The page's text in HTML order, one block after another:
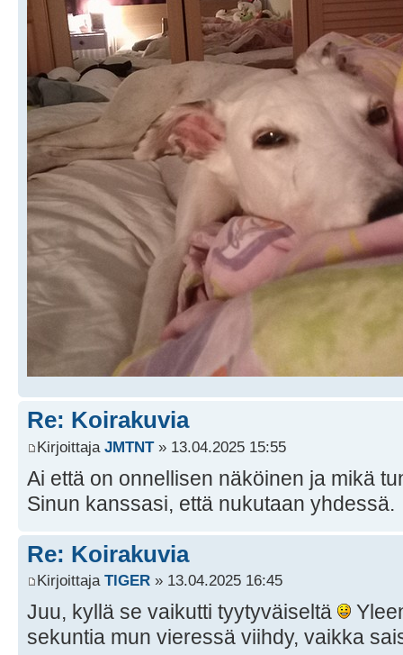
Re: Koirakuvia
Kirjoittaja JMTNT» 13.04.2025 15:55
Ai että on onnellisen näköinen ja mikä
Sinun kanssasi, että nukutaan yhdessä.
Re: Koirakuvia
Kirjoittaja TlGER » 13.04.2025 16:45
Juu, kyllä se vaikutti tyytyväiseltä
sekuntia mun vieressä viihdy, vaikka